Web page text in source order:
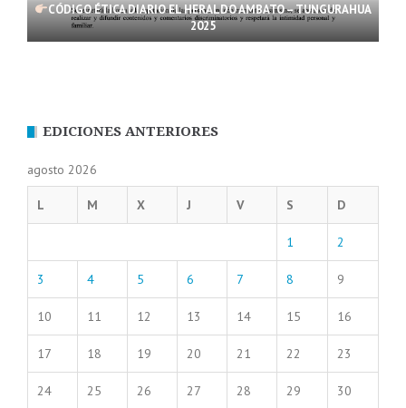
CÓDIGO ÉTICA DIARIO EL HERALDO AMBATO – TUNGURAHUA
2025
EDICIONES ANTERIORES
agosto 2026
L M X J V S D
1 2
3 4 5 6 7 8 9
10 11 12 13 14 15 16
17 18 19 20 21 22 23
24 25 26 27 28 29 30